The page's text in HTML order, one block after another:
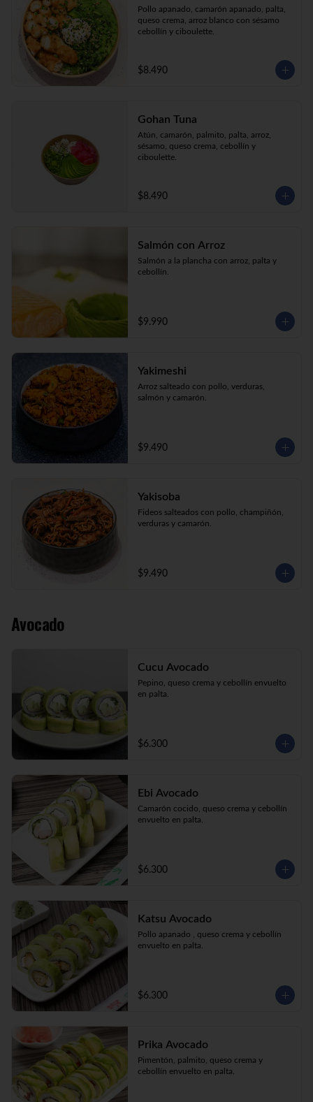
Pollo apanado, camarón apanado, palta,
queso crema, arroz blanco con sésamo
cebollín y ciboulette.
$8.490
Gohan Tuna
Atún, camarón, palmito, palta, arroz,
sésamo, queso crema, cebollín y
ciboulette.
$8.490
Salmón con Arroz
Salmón a la plancha con arroz, palta y
cebollín.
$9.990
Yakimeshi
Arroz salteado con pollo, verduras,
salmón y camarón.
$9.490
Yakisoba
Fideos salteados con pollo, champiñón,
verduras y camarón.
$9.490
Avocado
Cucu Avocado
Pepino, queso crema y cebollín envuelto
en palta.
$6.300
Ebi Avocado
Camarón cocido, queso crema y cebollín
envuelto en palta.
$6.300
Katsu Avocado
Pollo apanado , queso crema y cebollín
envuelto en palta.
$6.300
Prika Avocado
Pimentón, palmito, queso crema y
cebollín envuelto en palta.